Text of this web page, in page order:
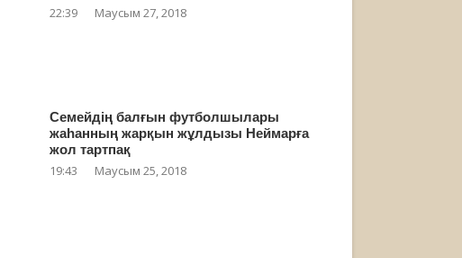
22:39 Маусым 27, 2018
Семейдің балғын футболшылары
жаһанның жарқын жұлдызы Неймарға
жол тартпақ
19:43 Маусым 25, 2018